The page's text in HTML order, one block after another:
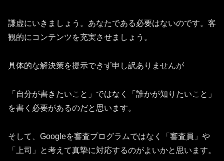
謙虚にいきましょう。あなたである必要はないのです。客
観的にコンテンツを充実させましょう。
具体的な解決策を提示できず申し訳ありませんが
「自分が書きたいこと」ではなく「誰かが知りたいこと」
を書く必要があるのだと思います。
そして、Googleを審査プログラムではなく「審査員」や
「上司」と考えて真摯に対応するのがよいかと思います。